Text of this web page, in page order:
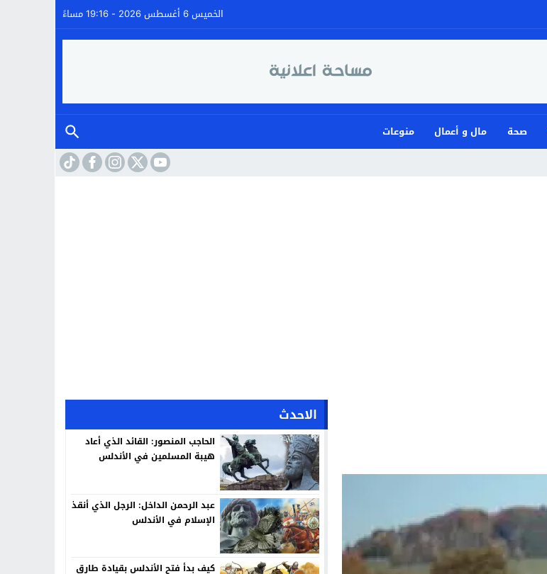
الخميس 6 أغسطس 2026 - 19:16 مساءً
صحة مال و أعمال
منوعات
الاحدث
الحاجب المنصور: القائد الذي أعاد
هيبة المسلمين في الأندلس
عبد الرحمن الداخل: الرجل الذي أنقذ
الإسلام في الأندلس
كيف بدأ فتح الأندلس بقيادة طارق